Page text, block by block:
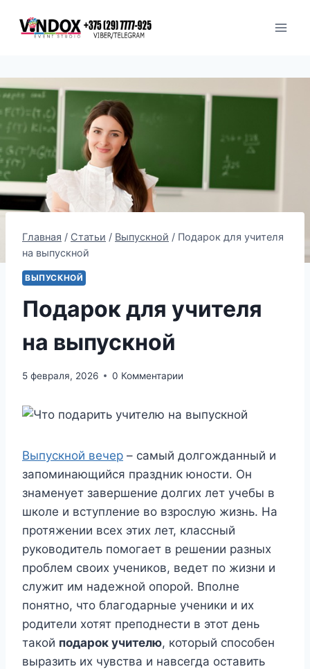
Главная / Статьи / Выпускной / Подарок для учителя
на выпускной
ВЫПУСКНОЙ
Подарок для учителя
на выпускной
5 февраля, 2026 0 Комментарии
Выпускной вечер – самый долгожданный и
запоминающийся праздник юности. Он
знаменует завершение долгих лет учебы в
школе и вступление во взрослую жизнь. На
протяжении всех этих лет, классный
руководитель помогает в решении разных
проблем своих учеников, ведет по жизни и
служит им надежной опорой. Вполне
понятно, что благодарные ученики и их
родители хотят преподнести в этот день
такой подарок учителю, который способен
выразить их чувства и навсегда оставить